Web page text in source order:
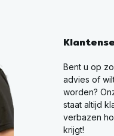
Bent u op
advies of
worden?
staat altijd
verbazen
krijgt!